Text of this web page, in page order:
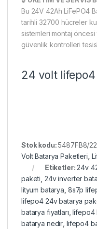
Bu 24V 42Ah LiFePO4
tarihli 32700 hücreler
sistemleri montaj
güvenlik kontrolleri
24 volt
Stok kodu:5487FB8/
Volt Batarya Paketleri
Etiketler:24v
paketi 24v inverter
lityum batarya 8s7p
lifepo4 24v batarya
batarya fiyatları ,lifepo4
batarya nedir lifepo4